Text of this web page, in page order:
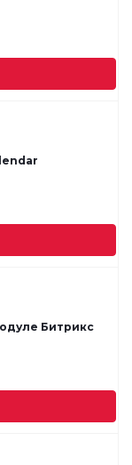
Битрикс